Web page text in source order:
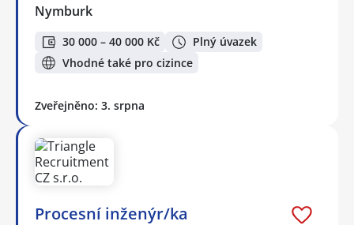
Nymburk
30 000 – 40 000 Kč
Plný úvazek
Vhodné také pro cizince
Zveřejněno: 3. srpna
Procesní inženýr/ka